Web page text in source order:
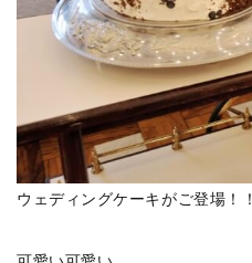
ウェディングケーキがご登場！！